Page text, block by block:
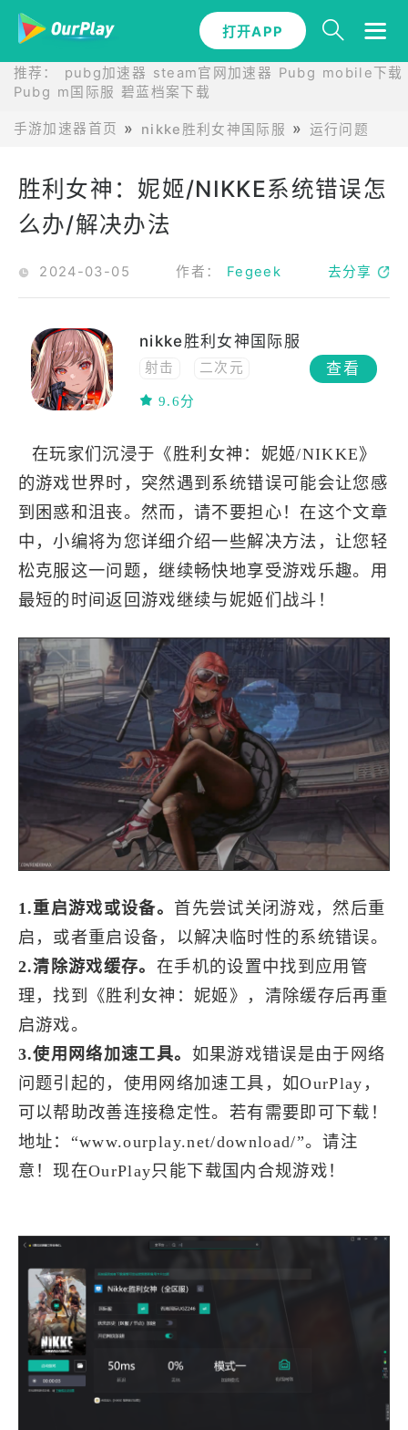
打开APP
推荐： pubg加速器 steam官网加速器 Pubg mobile下载
Pubg m国际服 碧蓝档案下载
手游加速器首页 nikke胜利女神国际服 运行问题
胜利女神：妮姬/NIKKE系统错误怎
么办/解决办法
2024-03-05 作者： Fegeek 去分享
nikke胜利女神国际服
射击
二次元
动漫
9.6分
查看
在玩家们沉浸于《胜利女神：妮姬/NIKKE》
的游戏世界时，突然遇到系统错误可能会让您感
到困惑和沮丧。然而，请不要担心！在这个文章
中，小编将为您详细介绍一些解决方法，让您轻
松克服这一问题，继续畅快地享受游戏乐趣。用
最短的时间返回游戏继续与妮姬们战斗！
1.重启游戏或设备。 首先尝试关闭游戏，然后重
启，或者重启设备，以解决临时性的系统错误。
2.清除游戏缓存。 在手机的设置中找到应用管
理，找到《胜利女神：妮姬》，清除缓存后再重
启游戏。
3.使用网络加速工具。 如果游戏错误是由于网络
问题引起的，使用网络加速工具，如OurPlay，
可以帮助改善连接稳定性。若有需要即可下载！
地址：“www.ourplay.net/download/”。请注
意！现在OurPlay只能下载国内合规游戏！